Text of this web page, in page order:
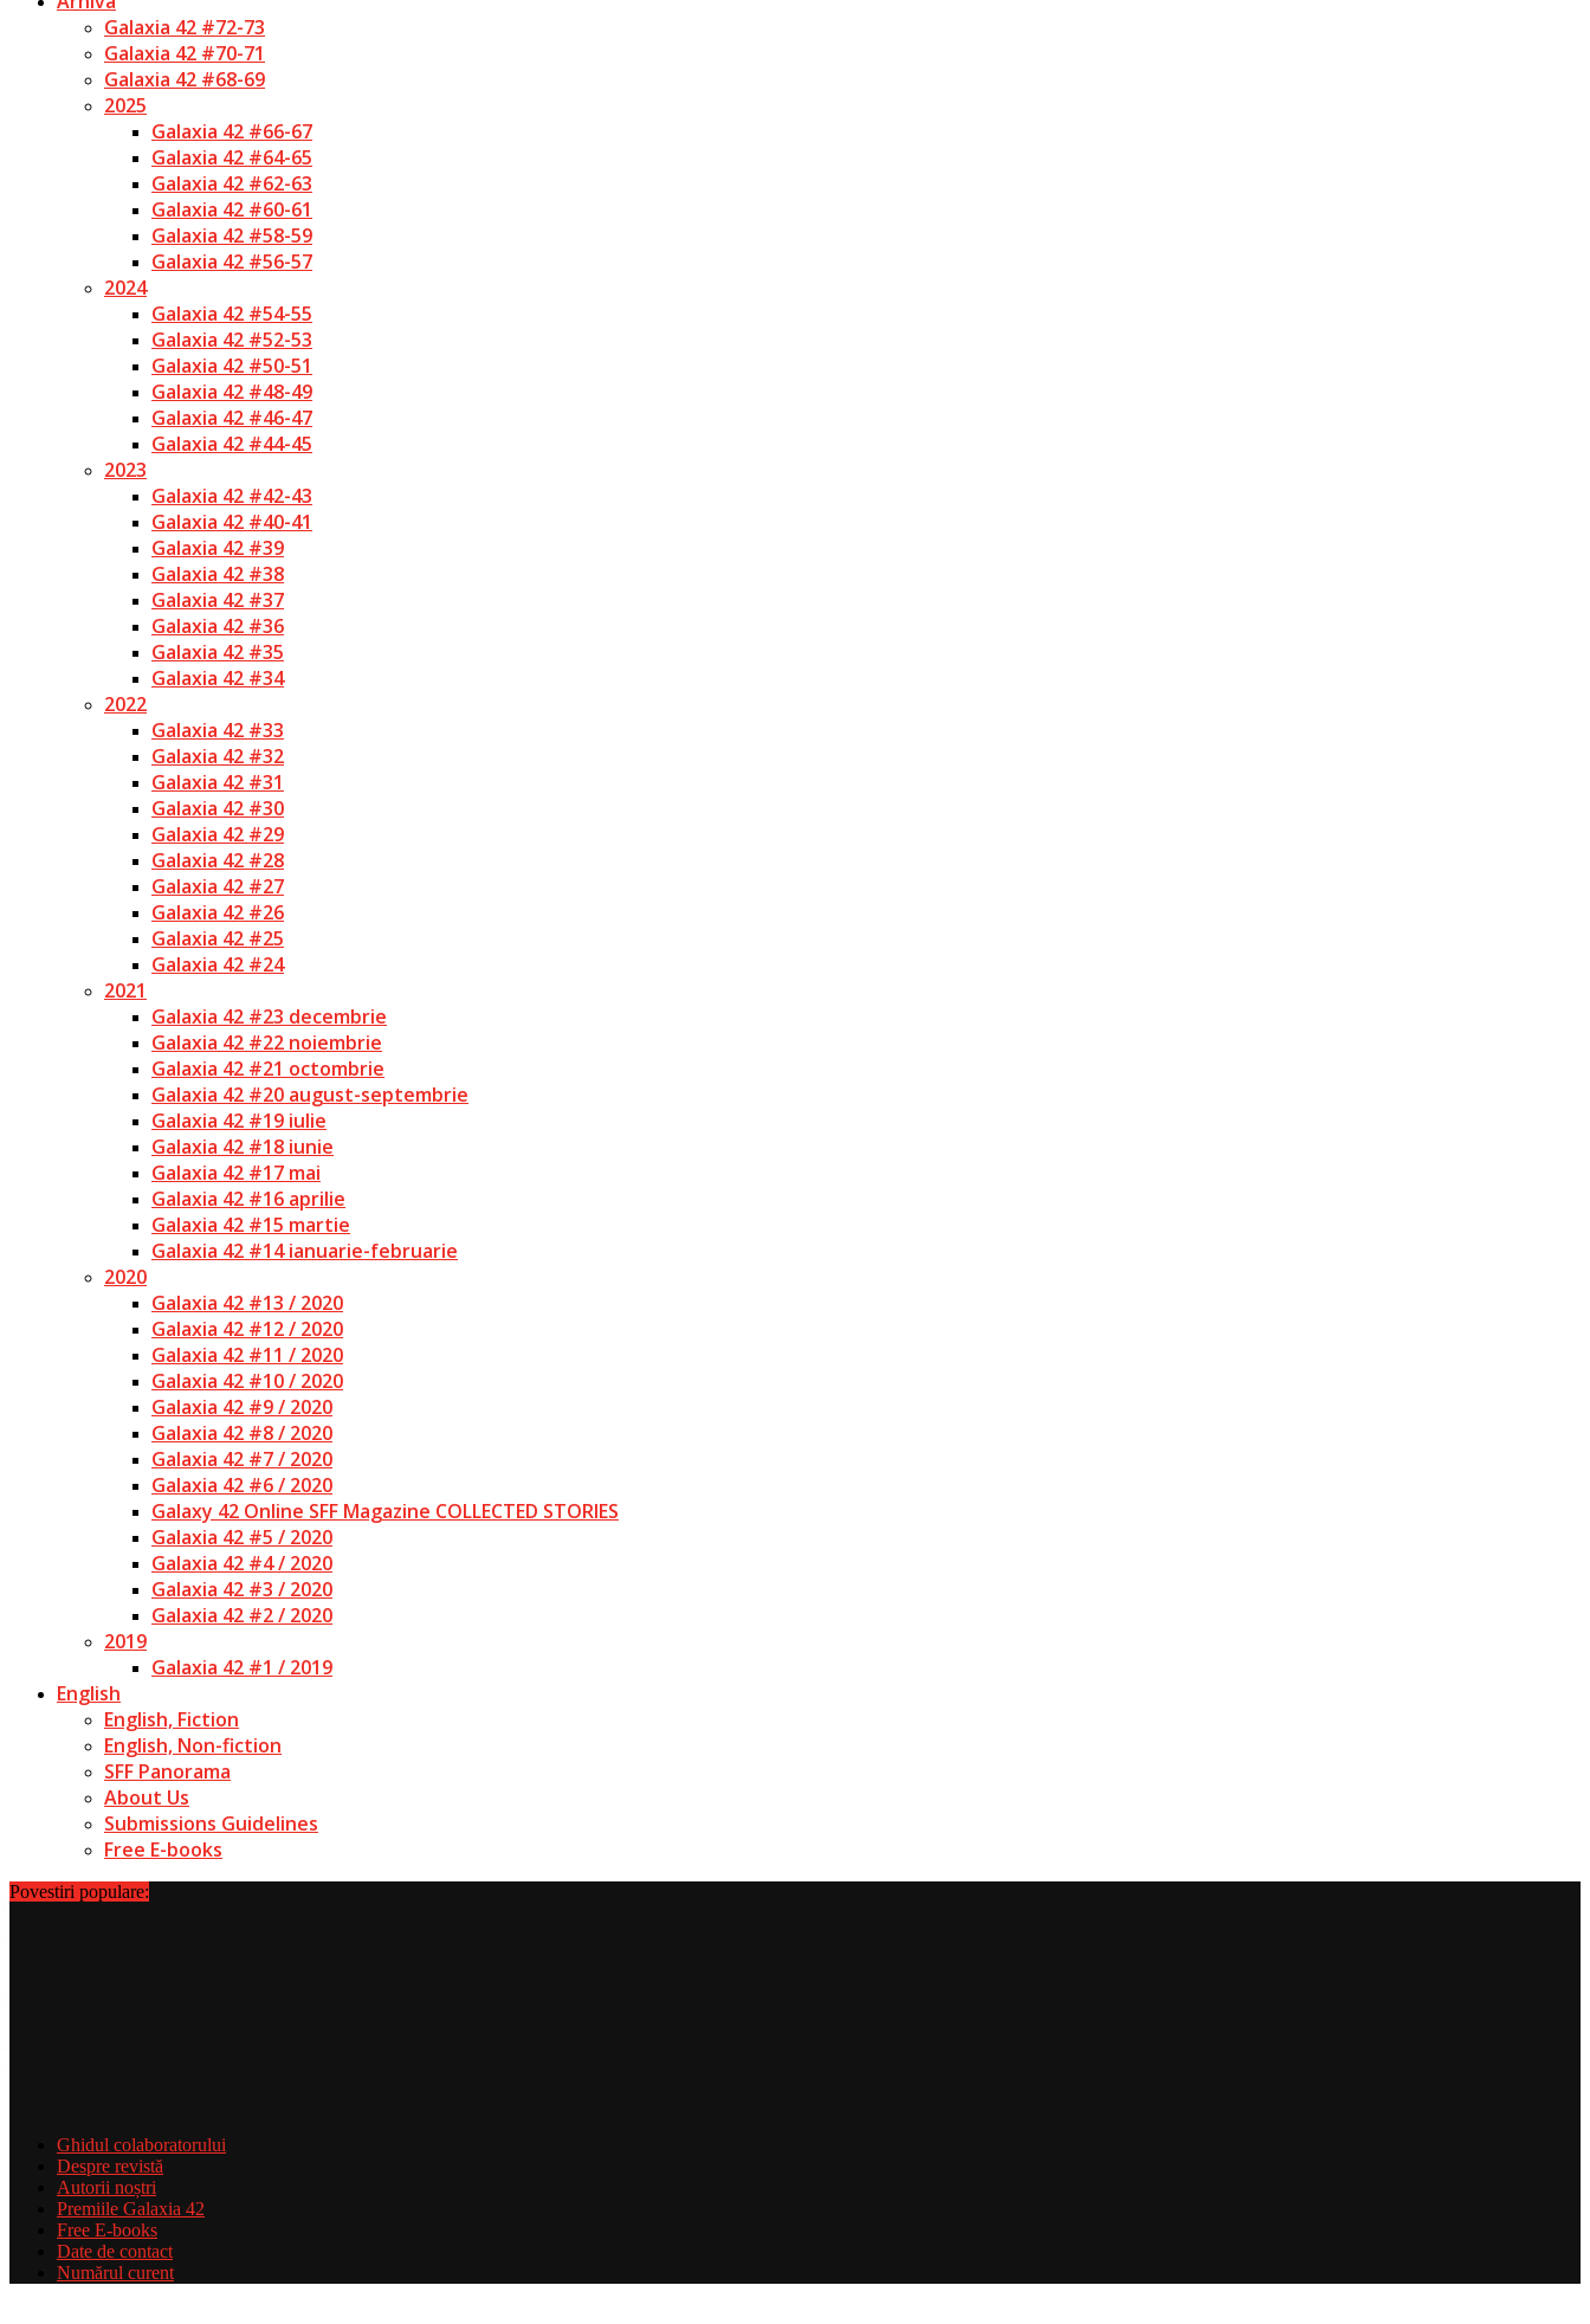
Galaxia 42 #72-73
Galaxia 42 #70-71
Galaxia 42 #68-69
2025
Galaxia 42 #66-67
Galaxia 42 #64-65
Galaxia 42 #62-63
Galaxia 42 #60-61
Galaxia 42 #58-59
Galaxia 42 #56-57
2024
Galaxia 42 #54-55
Galaxia 42 #52-53
Galaxia 42 #50-51
Galaxia 42 #48-49
Galaxia 42 #46-47
Galaxia 42 #44-45
2023
Galaxia 42 #42-43
Galaxia 42 #40-41
Galaxia 42 #39
Galaxia 42 #38
Galaxia 42 #37
Galaxia 42 #36
Galaxia 42 #35
Galaxia 42 #34
2022
Galaxia 42 #33
Galaxia 42 #32
Galaxia 42 #31
Galaxia 42 #30
Galaxia 42 #29
Galaxia 42 #28
Galaxia 42 #27
Galaxia 42 #26
Galaxia 42 #25
Galaxia 42 #24
2021
Galaxia 42 #23 decembrie
Galaxia 42 #22 noiembrie
Galaxia 42 #21 octombrie
Galaxia 42 #20 august-septembrie
Galaxia 42 #19 iulie
Galaxia 42 #18 iunie
Galaxia 42 #17 mai
Galaxia 42 #16 aprilie
Galaxia 42 #15 martie
Galaxia 42 #14 ianuarie-februarie
2020
Galaxia 42 #13 / 2020
Galaxia 42 #12 / 2020
Galaxia 42 #11 / 2020
Galaxia 42 #10 / 2020
Galaxia 42 #9 / 2020
Galaxia 42 #8 / 2020
Galaxia 42 #7 / 2020
Galaxia 42 #6 / 2020
Galaxy 42 Online SFF Magazine COLLECTED STORIES
Galaxia 42 #5 / 2020
Galaxia 42 #4 / 2020
Galaxia 42 #3 / 2020
Galaxia 42 #2 / 2020
2019
Galaxia 42 #1 / 2019
English
English, Fiction
English, Non-fiction
SFF Panorama
About Us
Submissions Guidelines
Free E-books
Povestiri populare:
Ghidul colaboratorului
Despre revistă
Autorii noștri
Premiile Galaxia 42
Free E-books
Date de contact
Numărul curent